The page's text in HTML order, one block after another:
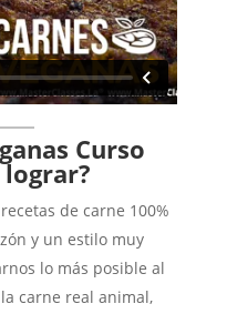
Curso
lograr?
de carne 100%
y un estilo muy
lo más posible al
carne real animal,